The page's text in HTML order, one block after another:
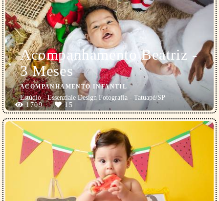
Acompanhamento Beatriz -
3 Meses
ACOMPANHAMENTO INFANTIL
Estúdio - Essenziale Design Fotografia - Tatuapé/SP
1709
15